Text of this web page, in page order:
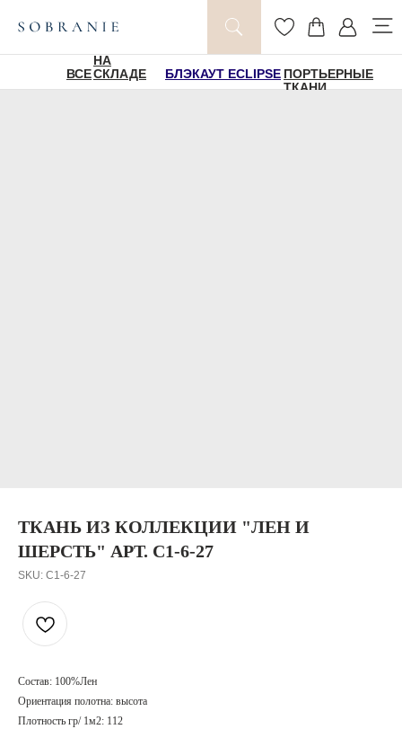
ВСЕ
НА
СКЛАДЕ
БЛЭКАУТ ECLIPSE ПОРТЬЕРНЫЕ
ТКАНИ
ТКАНЬ ИЗ КОЛЛЕКЦИИ "ЛЕН И
ШЕРСТЬ" АРТ. C1-6-27
SKU: C1-6-27
Состав: 100%Лен
Ориентация полотна: высота
Плотность гр/ 1м2: 112